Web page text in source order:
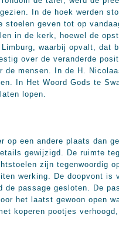
In de hoek werden
geven tot op
in de kerk, hoewel de
waarbij opvalt, dat
over de veranderde
de mensen. In de H.
In Het Woord Gods te
lopen.
op een andere plaats dan
gewijzigd. De ruimte
zijn tegenwoordig
werking. De doopvont is
passage gesloten. De
het laatst gewoon open
koperen pootjes